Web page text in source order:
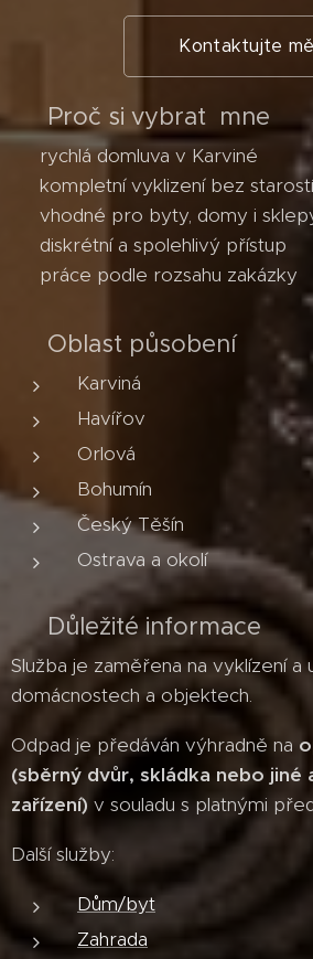
Kontaktujte mě
💡 Proč si vybrat mne
✔ rychlá domluva v Karviné
✔ kompletní vyklizení bez starostí
✔ vhodné pro byty, domy i
✔ diskrétní a spolehlivý přístup
✔ práce podle rozsahu zakázky
📍 Oblast působení
Karviná
Havířov
Orlová
Bohumín
Český Těšín
Ostrava a okolí
⚠️ Důležité informace
Služba je zaměřena na vyklízení
domácnostech a objektech.
Odpad je předáván výhradně na
(sběrný dvůr, skládka nebo jiné
zařízení) v souladu s platnými
Další služby:
Dům/byt
Zahrada